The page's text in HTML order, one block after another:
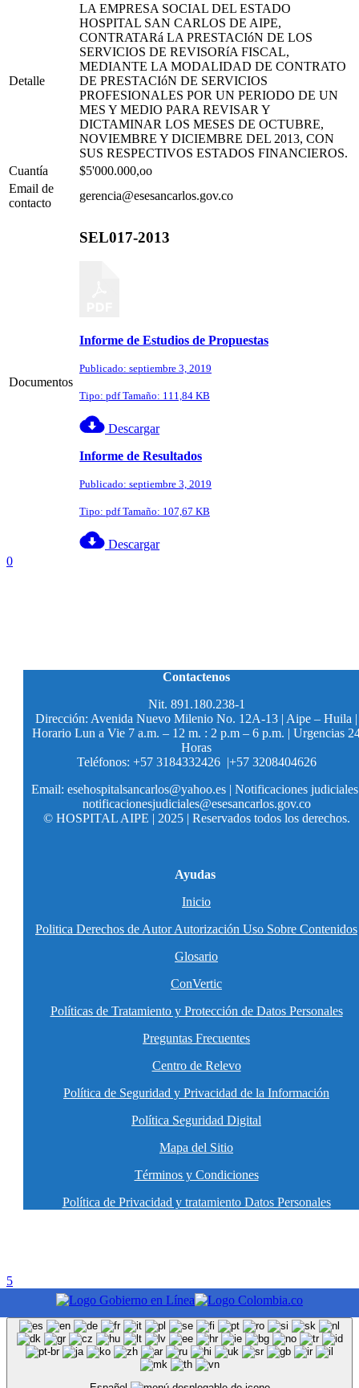
Detalle
LA EMPRESA SOCIAL DEL ESTADO
HOSPITAL SAN CARLOS DE AIPE,
CONTRATARá LA PRESTACIóN DE LOS
SERVICIOS DE REVISORíA FISCAL,
MEDIANTE LA MODALIDAD DE CONTRATO
DE PRESTACIóN DE SERVICIOS
PROFESIONALES POR UN PERIODO DE UN
MES Y MEDIO PARA REVISAR Y
DICTAMINAR LOS MESES DE OCTUBRE,
NOVIEMBRE Y DICIEMBRE DEL 2013, CON
SUS RESPECTIVOS ESTADOS FINANCIEROS.
Cuantía
$5'000.000,oo
Email de
contacto
gerencia@esesancarlos.gov.co
Documentos
SEL017-2013
Informe de Estudios de Propuestas
Publicado: septiembre 3, 2019
Tipo: pdf Tamaño: 111,84 KB
Descargar
Informe de Resultados
Publicado: septiembre 3, 2019
Tipo: pdf Tamaño: 107,67 KB
Descargar
0
Contactenos
Nit. 891.180.238-1
Dirección: Avenida Nuevo Milenio No. 12A-13 | Aipe – Huila |
Horario Lun a Vie 7 a.m. – 12 m. : 2 p.m – 6 p.m. | Urgencias
Horas
Teléfonos: +57 3184332426 |+57 3208404626
Email: esehospitalsancarlos@yahoo.es | Notificaciones
notificacionesjudiciales@esesancarlos.gov.co
© HOSPITAL AIPE | 2025 | Reservados todos los derechos.
Ayudas
Inicio
Politica Derechos de Autor Autorización Uso Sobre Contenidos
Glosario
ConVertic
Políticas de Tratamiento y Protección de Datos Personales
Preguntas Frecuentes
Centro de Relevo
Política de Seguridad y Privacidad de la Información
Política Seguridad Digital
Mapa del Sitio
Términos y Condiciones
Política de Privacidad y tratamiento Datos Personales
5